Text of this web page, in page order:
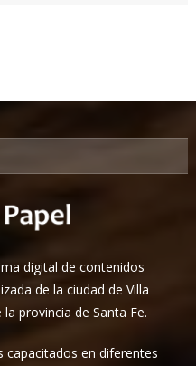
digital de contenidos
de la ciudad de Villa
provincia de Santa Fe.
capacitados en diferentes